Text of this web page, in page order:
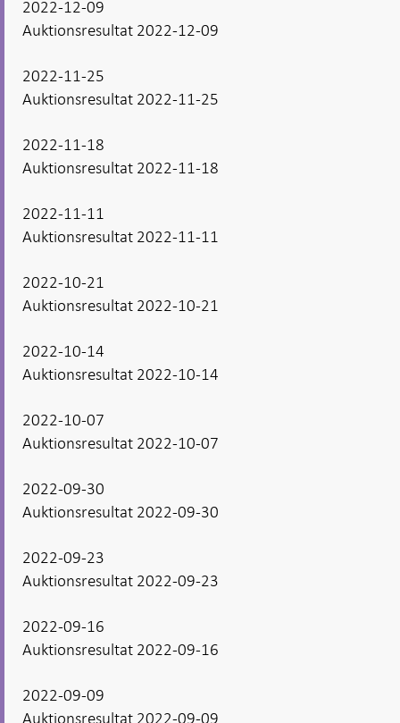
2022-12-09
Auktionsresultat 2022-12-09
2022-11-25
Auktionsresultat 2022-11-25
2022-11-18
Auktionsresultat 2022-11-18
2022-11-11
Auktionsresultat 2022-11-11
2022-10-21
Auktionsresultat 2022-10-21
2022-10-14
Auktionsresultat 2022-10-14
2022-10-07
Auktionsresultat 2022-10-07
2022-09-30
Auktionsresultat 2022-09-30
2022-09-23
Auktionsresultat 2022-09-23
2022-09-16
Auktionsresultat 2022-09-16
2022-09-09
Auktionsresultat 2022-09-09